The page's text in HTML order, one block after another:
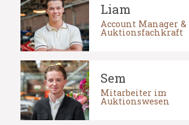
Liam
Account Manager &
Auktionsfachkraft
Sem
Mitarbeiter im
Auktionswesen